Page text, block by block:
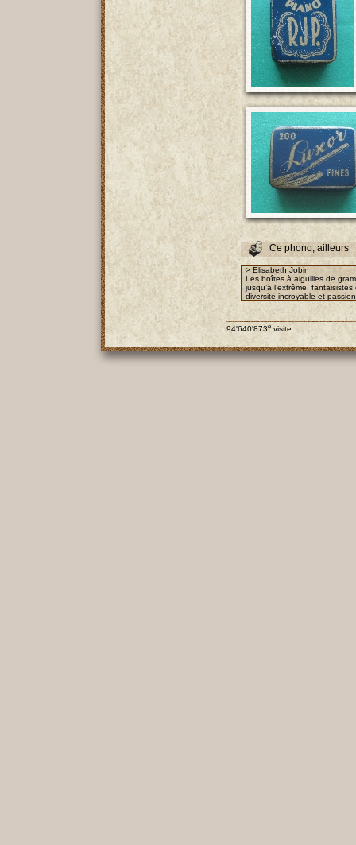
Ce phono, ailleurs
> Elisabeth Jobin
Les boîtes à aiguilles de
jusqu’à l’extrême,
diversité incroyable et
94'640'873e visite